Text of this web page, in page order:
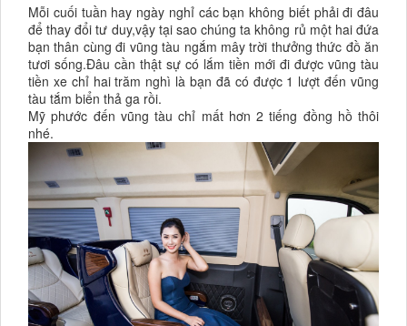
Mỗi cuối tuần hay ngày nghỉ các bạn không biết phải đi đâu
để thay đổi tư duy,vậy tại sao chúng ta không rủ một hai đứa
bạn thân cùng đi vũng tàu ngắm mây trời thưởng thức đồ ăn
tươi sống.Đâu cần thật sự có lắm tiền mới đi được vũng tàu
tiền xe chỉ hai trăm nghì là bạn đã có được 1 lượt đến vũng
tàu tắm biển thả ga rồi.
Mỹ phước đến vũng tàu chỉ mất hơn 2 tiếng đồng hồ thôi
nhé.